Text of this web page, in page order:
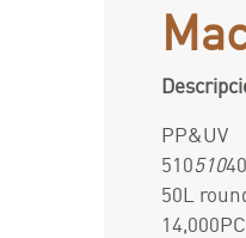
PP&UV
510510
50L